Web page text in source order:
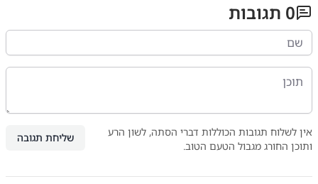
0 תגובות
אין לשלוח תגובות הכוללות דברי הסתה, לשון הרע
ותוכן החורג מגבול הטעם הטוב.
שליחת תגובה